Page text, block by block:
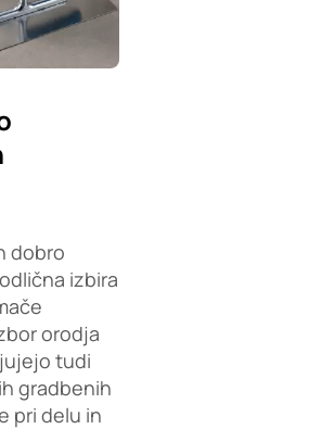
dobro
izbira
orodja
tudi
gradbenih
pri delu in